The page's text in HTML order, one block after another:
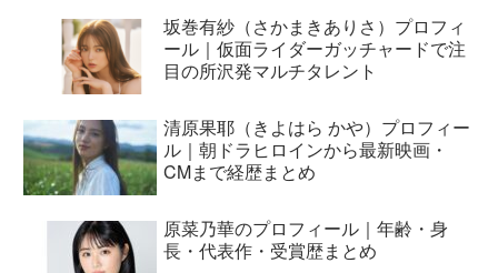
坂巻有紗（さかまきありさ）プロフィ
ール｜仮面ライダーガッチャードで注
目の所沢発マルチタレント
清原果耶（きよはら かや）プロフィー
ル｜朝ドラヒロインから最新映画・
CMまで経歴まとめ
原菜乃華のプロフィール｜年齢・身
長・代表作・受賞歴まとめ